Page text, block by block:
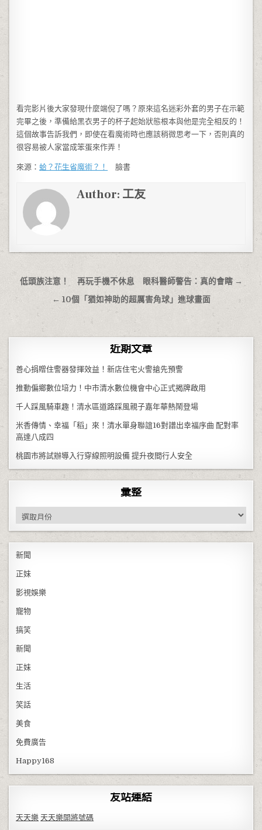
看完影片後大家發現什麼端倪了嗎？原來這名迷彩外套的男子在示範
完畢之後，準備給黑衣男子的杯子起始狀態根本與他是完全相反的！
這個故事告訴我們，即使在看魔術時也應該稍微思考一下，否則真的
很容易被人家當成笨蛋來作弄！
來源： 蛤？花生省魔術？！ 臉書
Author: 工友
文章導覽
低頭族注意！ 再玩手機不休息 眼科醫師警告：真的會瞎 →
← 10個「猶如神助的超厲害角球」進球畫面
近期文章
善心捐贈住警器發揮效益！新店住宅火警搶先預警
推動偏鄉數位培力！中市清水數位機會中心正式揭牌啟用
千人踩風騎車趣！清水區道路踩風親子嘉年華熱鬧登場
米香傳情、幸福「稻」來！清水單身聯誼16對譜出幸福序曲 配對率
高達八成四
桃園市將試辦導入行穿線照明設備 提升夜間行人安全
彙整
彙整
新聞
正妹
影視娛樂
寵物
搞笑
新聞
正妹
生活
笑話
美食
免費廣告
Happy168
友站連結
天天樂 天天樂開將號碼